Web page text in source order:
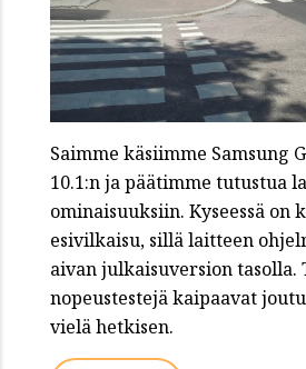
Saimme käsiimme Samsung
10.1:n ja päätimme tutustua
ominaisuuksiin. Kyseessä on
esivilkaisu, sillä laitteen
aivan julkaisuversion tasolla.
nopeustestejä kaipaavat
vielä hetkisen.